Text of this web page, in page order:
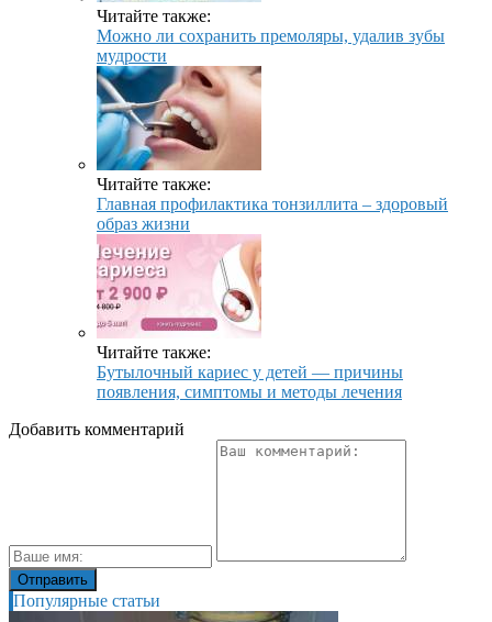
Читайте также:
Можно ли сохранить премоляры, удалив зубы
мудрости
Читайте также:
Главная профилактика тонзиллита – здоровый
образ жизни
Читайте также:
Бутылочный кариес у детей — причины
появления, симптомы и методы лечения
Добавить комментарий
Популярные статьи